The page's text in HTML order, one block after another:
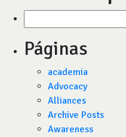
por:
Páginas
academia
Advocacy
Alliances
Archive Posts
Awareness